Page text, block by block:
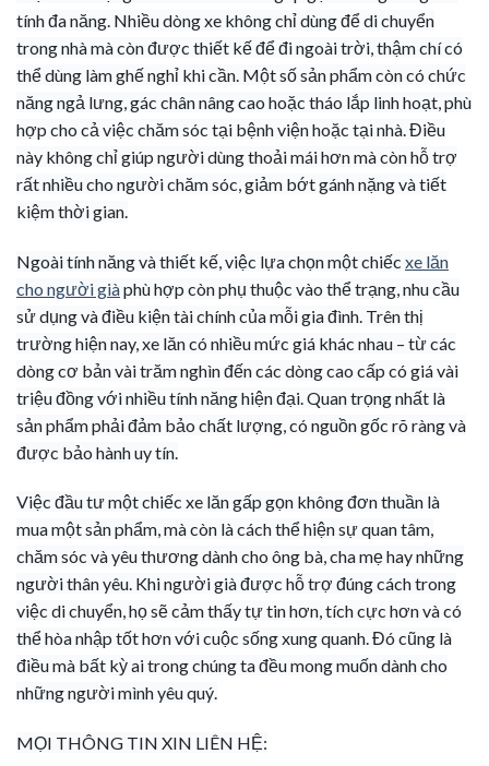
tính đa năng. Nhiều dòng xe không chỉ dùng để di chuyển
trong nhà mà còn được thiết kế để đi ngoài trời, thậm chí có
thể dùng làm ghế nghỉ khi cần. Một số sản phẩm còn có chức
năng ngả lưng, gác chân nâng cao hoặc tháo lắp linh hoạt, phù
hợp cho cả việc chăm sóc tại bệnh viện hoặc tại nhà. Điều
này không chỉ giúp người dùng thoải mái hơn mà còn hỗ trợ
rất nhiều cho người chăm sóc, giảm bớt gánh nặng và tiết
kiệm thời gian.
Ngoài tính năng và thiết kế, việc lựa chọn một chiếc xe lăn
cho người giàphù hợp còn phụ thuộc vào thể trạng, nhu cầu
sử dụng và điều kiện tài chính của mỗi gia đình. Trên thị
trường hiện nay, xe lăn có nhiều mức giá khác nhau – từ các
dòng cơ bản vài trăm nghìn đến các dòng cao cấp có giá vài
triệu đồng với nhiều tính năng hiện đại. Quan trọng nhất là
sản phẩm phải đảm bảo chất lượng, có nguồn gốc rõ ràng và
được bảo hành uy tín.
Việc đầu tư một chiếc xe lăn gấp gọn không đơn thuần là
mua một sản phẩm, mà còn là cách thể hiện sự quan tâm,
chăm sóc và yêu thương dành cho ông bà, cha mẹ hay những
người thân yêu. Khi người già được hỗ trợ đúng cách trong
việc di chuyển, họ sẽ cảm thấy tự tin hơn, tích cực hơn và có
thể hòa nhập tốt hơn với cuộc sống xung quanh. Đó cũng là
điều mà bất kỳ ai trong chúng ta đều mong muốn dành cho
những người mình yêu quý.
MỌI THÔNG TIN XIN LIÊN HỆ: